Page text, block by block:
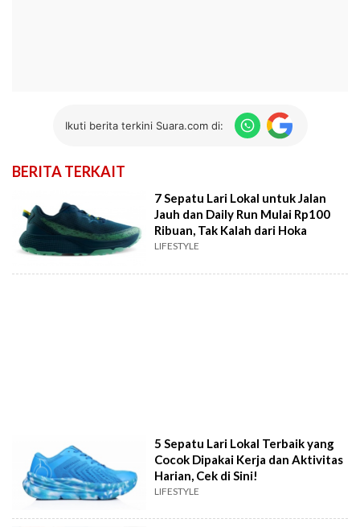
Ikuti berita terkini Suara.com di:
BERITA TERKAIT
7 Sepatu Lari Lokal untuk Jalan
Jauh dan Daily Run Mulai Rp100
Ribuan, Tak Kalah dari Hoka
LIFESTYLE
5 Sepatu Lari Lokal Terbaik yang
Cocok Dipakai Kerja dan Aktivitas
Harian, Cek di Sini!
LIFESTYLE